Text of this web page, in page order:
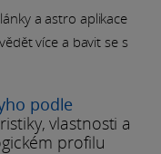
a astro aplikace
více a bavit se s
podle
vlastnosti a
profilu